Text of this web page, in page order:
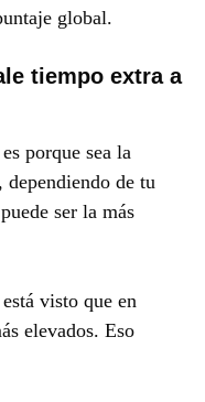
global.
tiempo extra a
porque sea la
de tu
ser la más
visto que en
elevados. Eso